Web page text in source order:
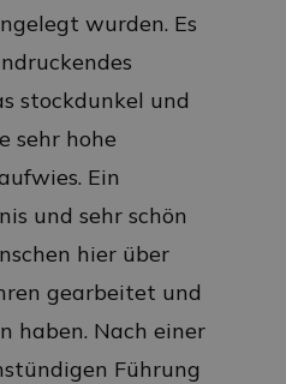
wurden. Es
stockdunkel und
sehr hohe
Ein
und sehr schön
hier über
gearbeitet und
haben. Nach einer
Führung